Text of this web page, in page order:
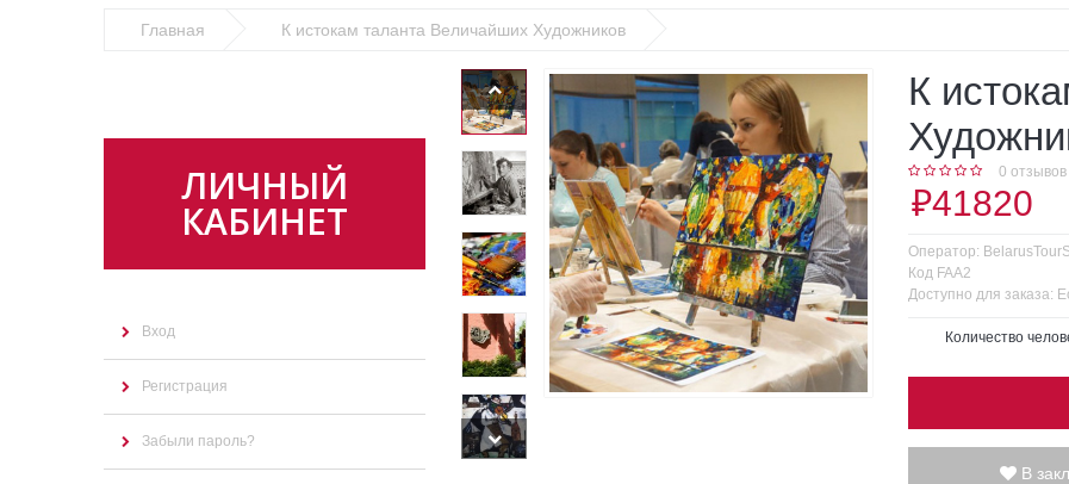
Главная К истокам таланта Величайших Художников
ЛИЧНЫЙ
КАБИНЕТ
Вход
Регистрация
Забыли пароль?
К
0 отзывов
₽41820
Оператор:
Код FAA2
Доступно для заказа:
Количество
В